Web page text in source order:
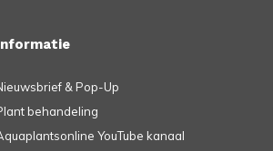
& Pop-Up
behandeling
YouTube kanaal